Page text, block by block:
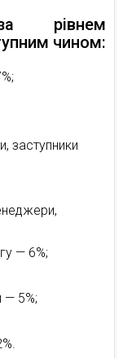
рівнем
чином:
заступники
— 6%;
— 5%;